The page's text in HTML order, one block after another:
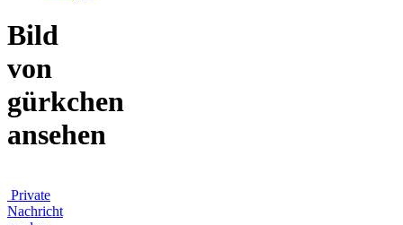
Bild
von
gürkchen
ansehen
Private
Nachricht